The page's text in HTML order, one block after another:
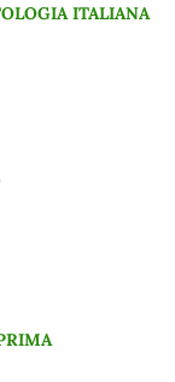
ITALIANA